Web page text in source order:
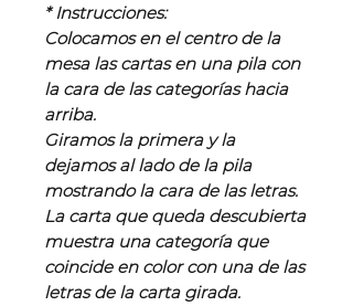
* Instrucciones:
Colocamos en el centro de la
mesa las cartas en una pila con
la cara de las categorías hacia
arriba.
Giramos la primera y la
dejamos al lado de la pila
mostrando la cara de las letras.
La carta que queda descubierta
muestra una categoría que
coincide en color con una de las
letras de la carta girada.